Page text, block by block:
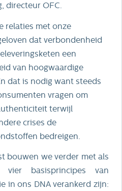
directeur OFC.
relaties met onze
dat verbondenheid
een
van hoogwaardige
dat is nodig want steeds
vragen om
terwijl
crises de
bedreigen.
bouwen we verder met als
basisprincipes van
in ons DNA verankerd zijn: